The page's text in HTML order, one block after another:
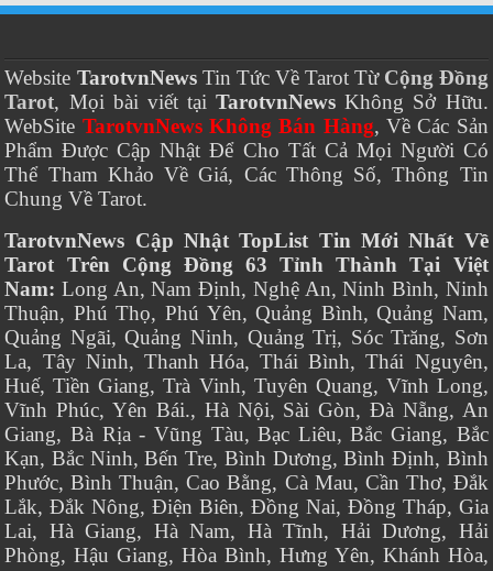
Website TarotvnNewsTin Tức Về Tarot Từ Cộng Đồng
Tarot, Mọi bài viết tạiTarotvnNews Không Sở Hữu.
WebSite TarotvnNews Không Bán Hàng, Về Các Sản
Phẩm Được Cập Nhật Để Cho Tất Cả Mọi Người Có
Thể Tham Khảo Về Giá, Các Thông Số, Thông Tin
Chung Về Tarot.
TarotvnNews Cập Nhật TopList Tin Mới Nhất Về
Tarot Trên Cộng Đồng 63 Tỉnh Thành Tại Việt
Nam: Long An, Nam Định, Nghệ An, Ninh Bình, Ninh
Thuận, Phú Thọ, Phú Yên, Quảng Bình, Quảng Nam,
Quảng Ngãi, Quảng Ninh, Quảng Trị, Sóc Trăng, Sơn
La, Tây Ninh, Thanh Hóa, Thái Bình, Thái Nguyên,
Huế, Tiền Giang, Trà Vinh, Tuyên Quang, Vĩnh Long,
Vĩnh Phúc, Yên Bái., Hà Nội, Sài Gòn, Đà Nẵng, An
Giang, Bà Rịa - Vũng Tàu, Bạc Liêu, Bắc Giang, Bắc
Kạn, Bắc Ninh, Bến Tre, Bình Dương, Bình Định, Bình
Phước, Bình Thuận, Cao Bằng, Cà Mau, Cần Thơ, Đắk
Lắk, Đắk Nông, Điện Biên, Đồng Nai, Đồng Tháp, Gia
Lai, Hà Giang, Hà Nam, Hà Tĩnh, Hải Dương, Hải
Phòng, Hậu Giang, Hòa Bình, Hưng Yên, Khánh Hòa,